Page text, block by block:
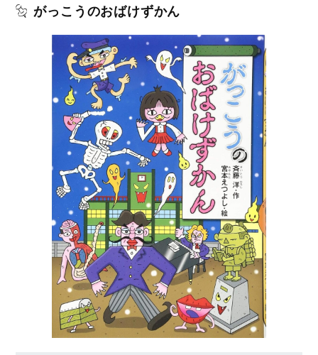
がっこうのおばけずかん